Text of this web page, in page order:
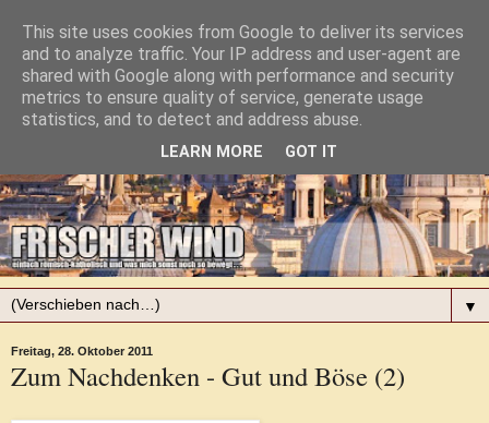
▼
Freitag, 28. Oktober 2011
Zum Nachdenken - Gut und Böse (2)
This site uses cookies from Google to deliver its services
and to analyze traffic. Your IP address and user-agent are
shared with Google along with performance and security
metrics to ensure quality of service, generate usage
statistics, and to detect and address abuse.
LEARN MORE GOT IT